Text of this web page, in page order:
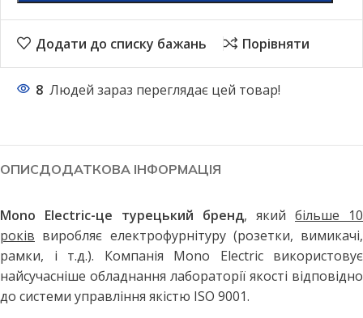
Додати до списку бажань Порівняти
8 Людей зараз переглядає цей товар!
ОПИСДОДАТКОВА ІНФОРМАЦІЯ
Mono Electric-це турецький бренд, який більше 10
років виробляє електрофурнітуру (розетки, вимикачі,
рамки, і т.д.). Компанія Mono Electric використовує
найсучасніше обладнання лабораторії якості відповідно
до системи управління якістю ISO 9001.